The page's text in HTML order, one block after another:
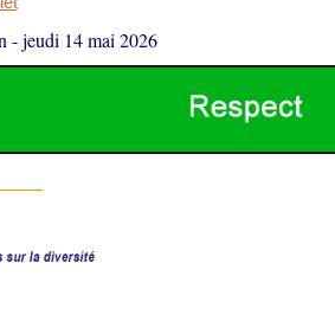
-jeudi 14 mai 2026